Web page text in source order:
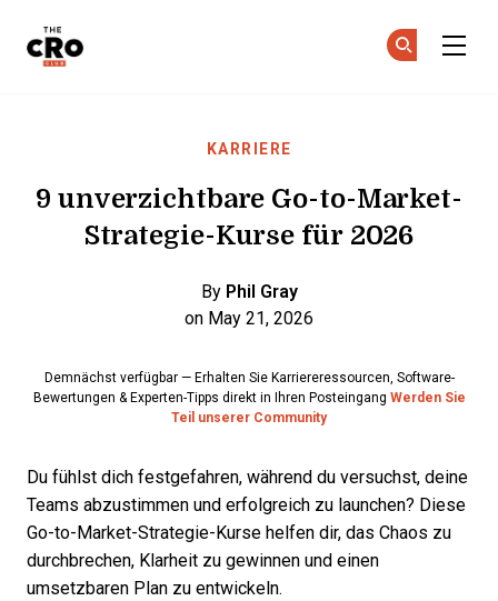
KARRIERE
9 unverzichtbare Go-to-Market-
Strategie-Kurse für 2026
By Phil Gray
on May 21, 2026
Demnächst verfügbar — Erhalten Sie Karriereressourcen, Software-
Bewertungen & Experten-Tipps direkt in Ihren Posteingang Werden Sie
Teil unserer Community
Du fühlst dich festgefahren, während du versuchst, deine
Teams abzustimmen und erfolgreich zu launchen? Diese
Go-to-Market-Strategie-Kurse helfen dir, das Chaos zu
durchbrechen, Klarheit zu gewinnen und einen
umsetzbaren Plan zu entwickeln.